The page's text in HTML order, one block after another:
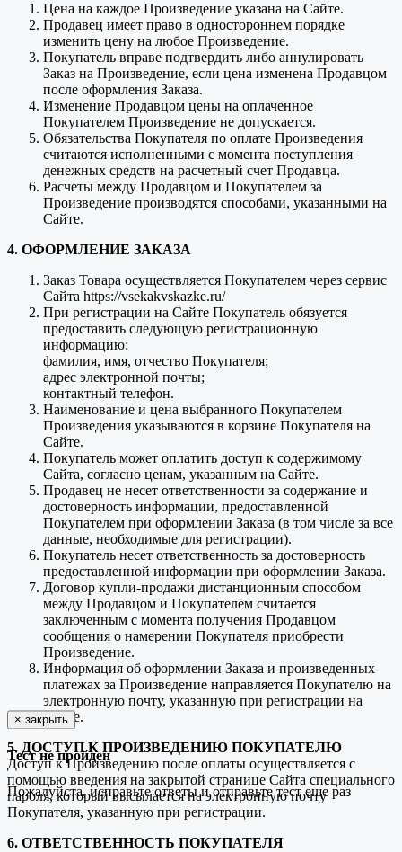
× закрыть
Тест не пройден
Пожалуйста, исправьте ответы и отправьте тест еще раз
Цена на каждое Произведение указана на Сайте.
Продавец имеет право в одностороннем порядке
изменить цену на любое Произведение.
Покупатель вправе подтвердить либо аннулировать
Заказ на Произведение, если цена изменена Продавцом
после оформления Заказа.
Изменение Продавцом цены на оплаченное
Покупателем Произведение не допускается.
Обязательства Покупателя по оплате Произведения
считаются исполненными с момента поступления
денежных средств на расчетный счет Продавца.
Расчеты между Продавцом и Покупателем за
Произведение производятся способами, указанными на
Сайте.
4. ОФОРМЛЕНИЕ ЗАКАЗА
Заказ Товара осуществляется Покупателем через сервис
Сайта https://vsekakvskazke.ru/
При регистрации на Сайте Покупатель обязуется
предоставить следующую регистрационную
информацию:
фамилия, имя, отчество Покупателя;
адрес электронной почты;
контактный телефон.
Наименование и цена выбранного Покупателем
Произведения указываются в корзине Покупателя на
Сайте.
Покупатель может оплатить доступ к содержимому
Сайта, согласно ценам, указанным на Сайте.
Продавец не несет ответственности за содержание и
достоверность информации, предоставленной
Покупателем при оформлении Заказа (в том числе за все
данные, необходимые для регистрации).
Покупатель несет ответственность за достоверность
предоставленной информации при оформлении Заказа.
Договор купли-продажи дистанционным способом
между Продавцом и Покупателем считается
заключенным с момента получения Продавцом
сообщения о намерении Покупателя приобрести
Произведение.
Информация об оформлении Заказа и произведенных
платежах за Произведение направляется Покупателю на
электронную почту, указанную при регистрации на
Сайте.
5. ДОСТУП К ПРОИЗВЕДЕНИЮ ПОКУПАТЕЛЮ
Доступ к Произведению после оплаты осуществляется с
помощью введения на закрытой странице Сайта специального
пароля, который высылается на электронную почту
Покупателя, указанную при регистрации.
6. ОТВЕТСТВЕННОСТЬ ПОКУПАТЕЛЯ